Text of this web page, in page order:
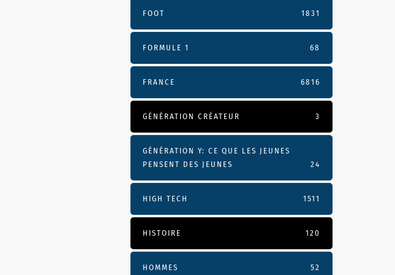
FOOT 1831
FORMULE 1 68
FRANCE 6816
GÉNÉRATION CRÉATEUR 3
GÉNÉRATION Y: CE QUE LES JEUNES
PENSENT DES JEUNES
24
HIGH TECH 1511
HISTOIRE 120
HOMMES 52